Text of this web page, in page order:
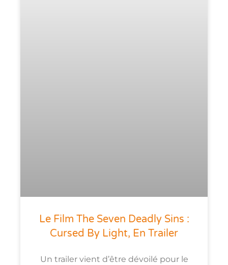
Le Film The Seven Deadly Sins :
Cursed By Light, En Trailer
Un trailer vient d’être dévoilé pour le